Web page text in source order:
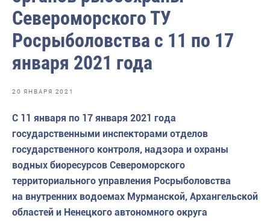
Волго-Каспийское
Восточно-Сибирское
Енисейское
Западно-Балтийское
Нижнеобское
Охотское
Приморское
Северо-Восточное
Североморского ТУ
Росрыболовства с 11 по 17
января 2021 года
20 ЯНВАРЯ 2021
С 11 января по 17 января 2021 года
государственными инспекторами отделов
государственного контроля, надзора и охраны
водных биоресурсов Североморского
территориального управления Росрыболовства
на внутренних водоемах Мурманской, Архангельской
областей и Ненецкого автономного округа